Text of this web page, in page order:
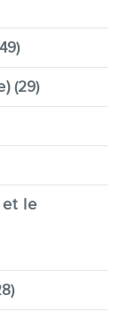
(29)
le